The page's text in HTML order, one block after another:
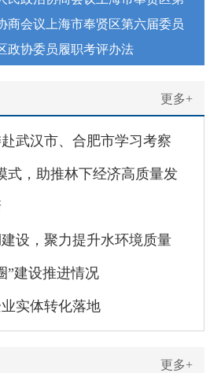
会议的决定
商会议上海市奉贤区第六届委员
政协委员履职考评办法
更多+
武汉市、合肥市学习考察
式，助推林下经济高质量发
设，聚力提升水环境质量
”建设推进情况
实体转化落地
更多+